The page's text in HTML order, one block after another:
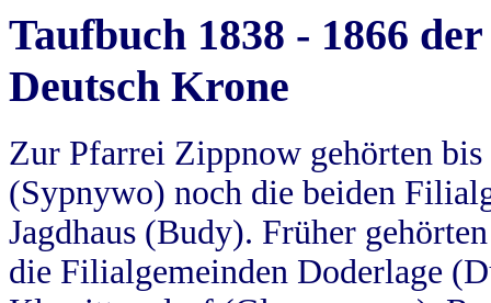
Taufbuch 1838 - 1866
Deutsch Krone
Zur Pfarrei Zippnow gehörten
(Sypnywo) noch die beiden
Jagdhaus (Budy). Früher
die Filialgemeinden Doderlage